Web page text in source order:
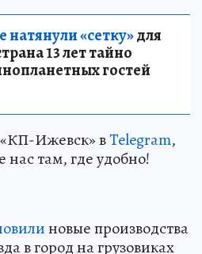
«сетку»для
13 лет тайно
гостей
Ижевск» вTelegram,
нас там, где удобно!
новые производства
в город на грузовиках